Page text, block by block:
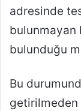
adresinde
bulunmayan
bulunduğu
Bu
getirilmeden